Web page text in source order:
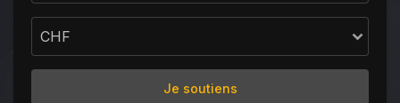
Je soutiens